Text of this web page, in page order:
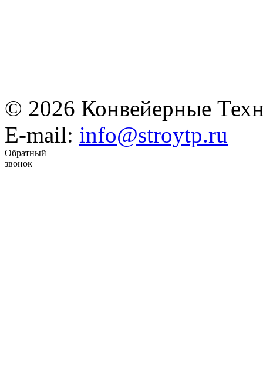
© 2026 Конвейерные
E-mail: info@stroytp.ru
Обратный
звонок